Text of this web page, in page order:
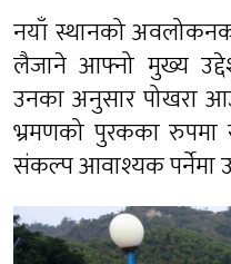
नयाँ स्थानको
लैजाने आफ्नो मुख्य
उनका अनुसार पोखरा
भ्रमणको पुरकका
संकल्प आवाश्यक पर्नेमा